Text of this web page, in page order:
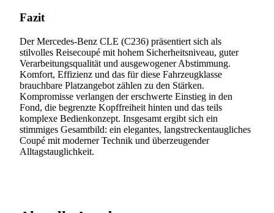
Fazit
Der Mercedes-Benz CLE (C236) präsentiert sich als
stilvolles Reisecoupé mit hohem Sicherheitsniveau, guter
Verarbeitungsqualität und ausgewogener Abstimmung.
Komfort, Effizienz und das für diese Fahrzeugklasse
brauchbare Platzangebot zählen zu den Stärken.
Kompromisse verlangen der erschwerte Einstieg in den
Fond, die begrenzte Kopffreiheit hinten und das teils
komplexe Bedienkonzept. Insgesamt ergibt sich ein
stimmiges Gesamtbild: ein elegantes, langstreckentaugliches
Coupé mit moderner Technik und überzeugender
Alltagstauglichkeit.